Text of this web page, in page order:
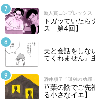
新人賞コンプレックス
トガッていたら
ス 第4回】
夫と会話をしな
てくれません』
酒井順子「孤独の功罪」
草葉の陰でご先
る小さなイエ】